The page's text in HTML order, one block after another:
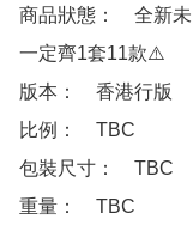
商品狀態：　全新
一定齊1套11款⚠️
版本：　香港行版
比例：　TBC
包裝尺寸：　TBC
重量：　TBC